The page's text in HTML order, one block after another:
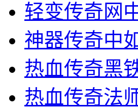
轻变传奇网
神器传奇中
热血传奇黑
热血传奇法